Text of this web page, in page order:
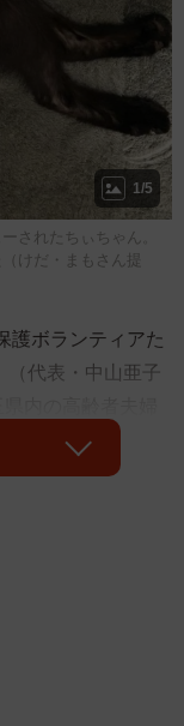
1/5
されたちぃちゃん。
けだ・まもさん提
護ボランティアた
代表・中山亜子
保護依頼が入り
ことで、緊急の